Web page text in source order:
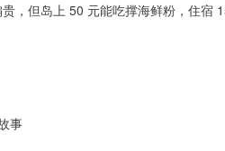
，但岛上 50 元能吃撑海鲜粉，住宿
事​